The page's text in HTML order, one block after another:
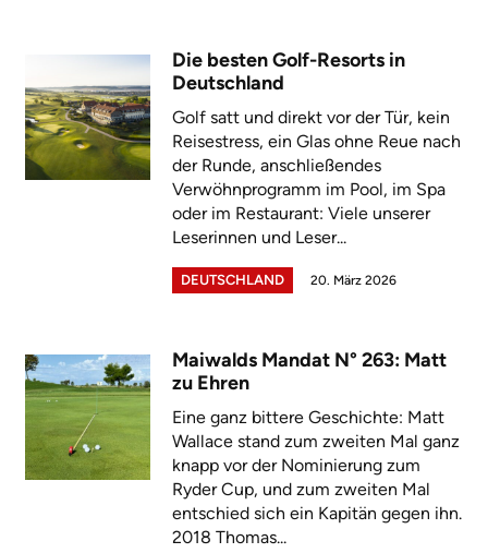
Die besten Golf-Resorts in
Deutschland
Golf satt und direkt vor der Tür, kein
Reisestress, ein Glas ohne Reue nach
der Runde, anschließendes
Verwöhnprogramm im Pool, im Spa
oder im Restaurant: Viele unserer
Leserinnen und Leser...
DEUTSCHLAND 20. März 2026
Maiwalds Mandat N° 263: Matt
zu Ehren
Eine ganz bittere Geschichte: Matt
Wallace stand zum zweiten Mal ganz
knapp vor der Nominierung zum
Ryder Cup, und zum zweiten Mal
entschied sich ein Kapitän gegen ihn.
2018 Thomas...